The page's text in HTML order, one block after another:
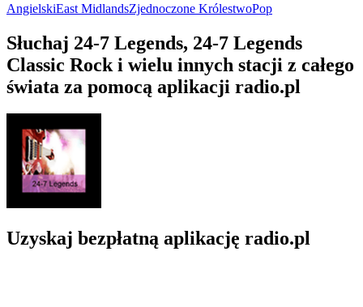
AngielskiEast MidlandsZjednoczone KrólestwoPop
Słuchaj 24-7 Legends, 24-7 Legends
Classic Rock i wielu innych stacji z całego
świata za pomocą aplikacji radio.pl
Uzyskaj bezpłatną aplikację radio.pl